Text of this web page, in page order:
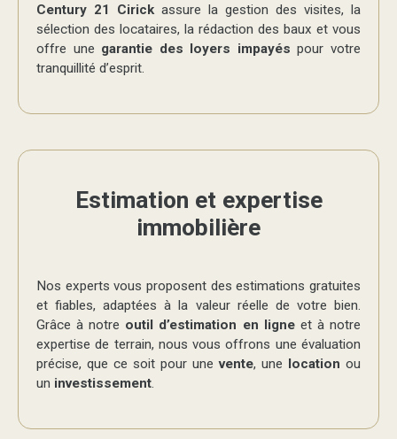
Century 21 Cirickassure la gestion des visites, la
sélection des locataires, la rédaction des baux et vous
offre une garantie des loyers impayés pour votre
tranquillité d’esprit.
Estimation et expertise
immobilière
Nos experts vous proposent des estimations gratuites
et fiables, adaptées à la valeur réelle de votre bien.
Grâce à notre outil d’estimation en ligneet à notre
expertise de terrain, nous vous offrons une évaluation
précise, que ce soit pour unevente, une location ou
un investissement.